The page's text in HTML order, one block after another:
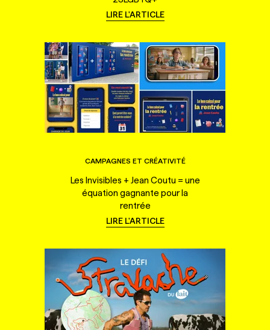
LIRE L'ARTICLE
CAMPAGNES ET CRÉATIVITÉ
Les Invisibles + Jean Coutu = une
équation gagnante pour la
rentrée
LIRE L'ARTICLE